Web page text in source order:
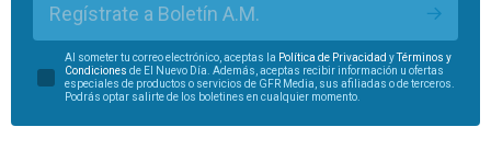
Regístrate a Boletín A.M.
Al someter tu correo electrónico, aceptas la Política de Privacidad yTérminos y
Condiciones de El Nuevo Día. Además, aceptas recibir información u ofertas
especiales de productos o servicios de GFR Media, sus afiliadas o de terceros.
Podrás optar salirte de los boletines en cualquier momento.